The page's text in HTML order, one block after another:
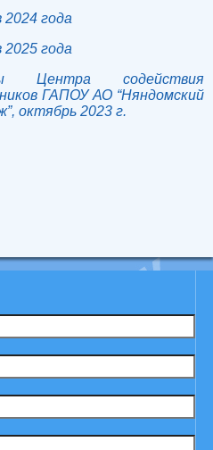
2024 года
2025 года
содействия
ГАПОУ АО “Няндомский
октябрь 2023 г.